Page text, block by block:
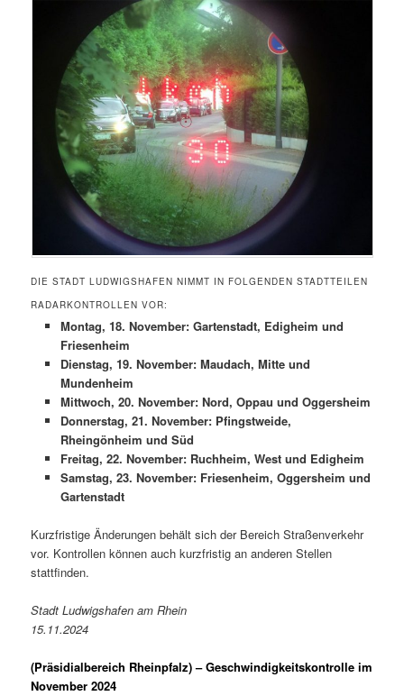
DIE STADT LUDWIGSHAFEN NIMMT IN FOLGENDEN STADTTEILEN
RADARKONTROLLEN VOR:
Montag, 18. November: Gartenstadt, Edigheim und
Friesenheim
Dienstag, 19. November: Maudach, Mitte und
Mundenheim
Mittwoch, 20. November: Nord, Oppau und Oggersheim
Donnerstag, 21. November: Pfingstweide,
Rheingönheim und Süd
Freitag, 22. November: Ruchheim, West und Edigheim
Samstag, 23. November: Friesenheim, Oggersheim und
Gartenstadt
Kurzfristige Änderungen behält sich der Bereich Straßenverkehr
vor. Kontrollen können auch kurzfristig an anderen Stellen
stattfinden.
Stadt Ludwigshafen am Rhein
15.11.2024
(Präsidialbereich Rheinpfalz)– Geschwindigkeitskontrolle im
November 2024